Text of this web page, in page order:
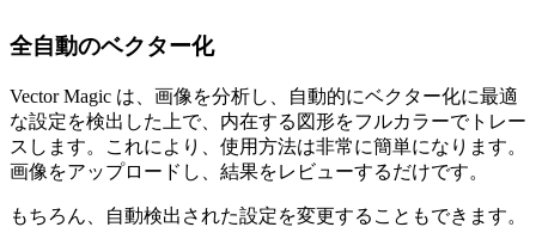
全自動のベクター化
Vector Magic は、画像を分析し、自動的にベクター化に最適
な設定を検出した上で、内在する図形をフルカラーでトレー
スします。これにより、使用方法は非常に簡単になります。
画像をアップロードし、結果をレビューするだけです。
もちろん、自動検出された設定を変更することもできます。